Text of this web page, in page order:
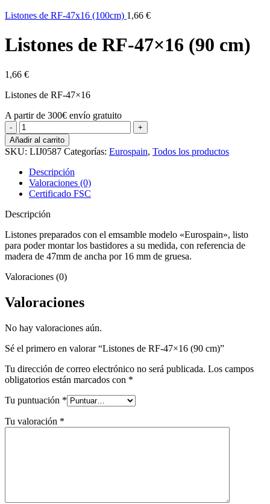
Listones de RF-47x16 (100cm) 1,66 €
Listones de RF-47×16 (90 cm)
1,66 €
Listones de RF-47×16
A partir de 300€ envío gratuito
Listones
de
RF-
47x16
(90
cm)
cantidad
Añadir al carrito
SKU: LIJ0587 Categorías: Eurospain, Todos los productos
Descripción
Valoraciones (0)
Certificado FSC
Descripción
Listones preparados con el emsamble modelo «Eurospain», listo
para poder montar los bastidores a su medida, con referencia de
madera de 47mm de ancha por 16 mm de gruesa.
Valoraciones (0)
Valoraciones
No hay valoraciones aún.
Sé el primero en valorar “Listones de RF-47×16 (90 cm)”
Tu dirección de correo electrónico no será publicada. Los campos
obligatorios están marcados con *
Tu puntuación *
Tu valoración *